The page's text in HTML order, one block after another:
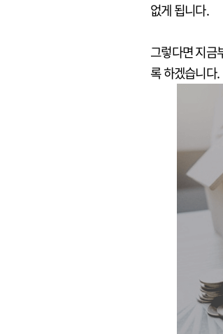
없게 됩니다.
그렇다면 지금
록 하겠습니다.